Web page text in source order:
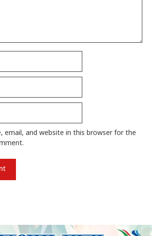
email, and website in this browser for the